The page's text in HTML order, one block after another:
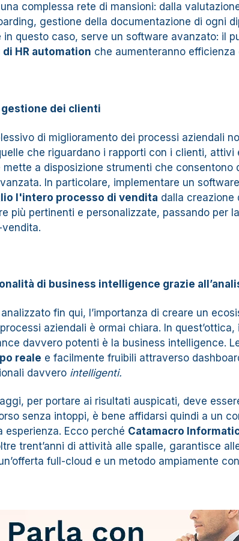
complessa rete di mansioni: dalla
gestione della documentazione di ogni
in questo caso, serve un software avanzato: il
HR automation che aumenteranno
dei clienti
di miglioramento dei processi aziendali
che riguardano i rapporti con i clienti, attivi
a disposizione strumenti che consentono
In particolare, implementare un
l'intero processo di vendita dalla creazione
più pertinenti e personalizzate, passando per
di business intelligence grazie
fin qui, l’importanza di creare un
aziendali è ormai chiara. In
davvero potenti è la business intelligence.
reale e facilmente fruibili attraverso
davvero intelligenti.
per portare ai risultati auspicati, deve
senza intoppi, è bene affidarsi quindi a un
esperienza. Ecco perché Catamacro
trent’anni di attività alle spalle, garantisce
full-cloud e un metodo ampiamente